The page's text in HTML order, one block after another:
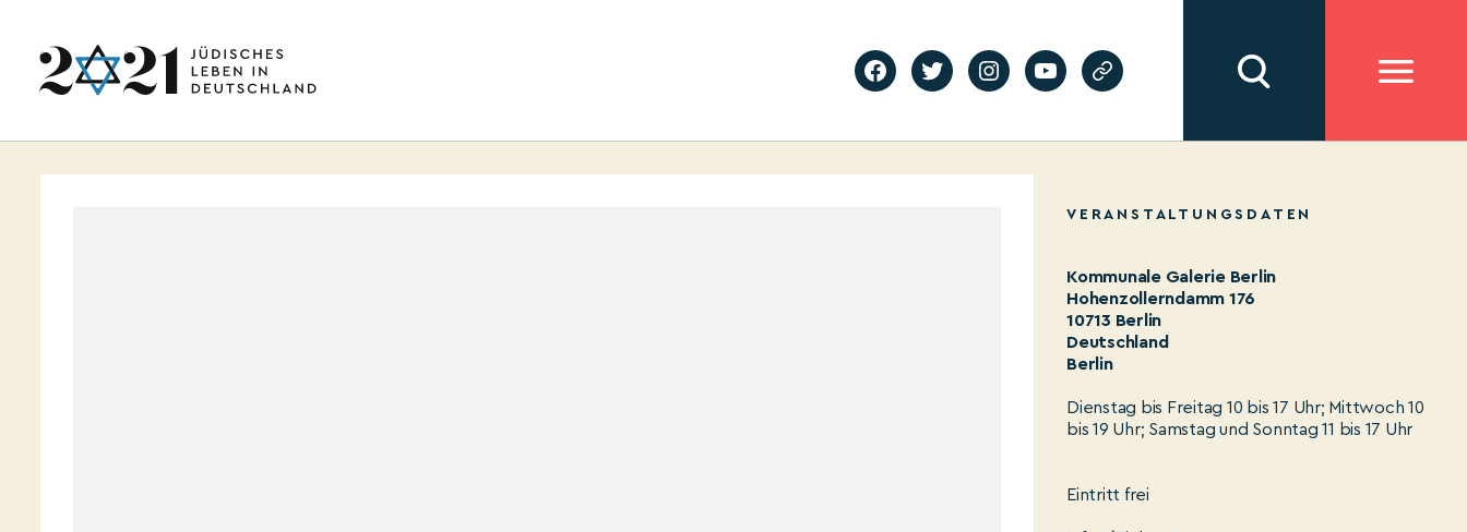
VERANSTALTUNGSDATEN
Kommunale Galerie Berlin
Hohenzollerndamm 176
10713 Berlin
Deutschland
Berlin
Dienstag bis Freitag 10 bis 17 Uhr; Mittwoch 10
bis 19 Uhr; Samstag und Sonntag 11 bis 17 Uhr
Eintritt frei